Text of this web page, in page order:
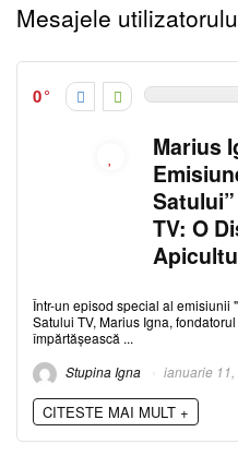
Mesajele
0
Marius
TV: O
Într-un episod special al emisiunii
Satului TV, Marius Igna,
împărtășească ...
Stupina Igna
ianuarie 11,
CITESTE MAI MULT +